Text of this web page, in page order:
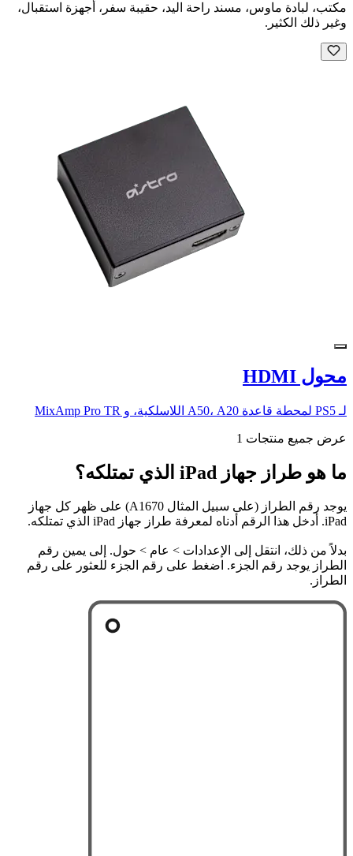
مكتب، لبادة ماوس، مسند راحة اليد، حقيبة سفر، أجهزة استقبال،
وغير ذلك الكثير.
محول HDMI
لـ PS5 لمحطة قاعدة A50، A20 اللاسلكية، و MixAmp Pro TR
عرض جميع منتجات 1
ما هو طراز جهاز iPad الذي تمتلكه؟
يوجد رقم الطراز (على سبيل المثال A1670) على ظهر كل جهاز
iPad. أدخل هذا الرقم أدناه لمعرفة طراز جهاز iPad الذي تمتلكه.
بدلاً من ذلك، انتقل إلى الإعدادات > عام > حول. إلى يمين رقم
الطراز يوجد رقم الجزء. اضغط على رقم الجزء للعثور على رقم
الطراز.